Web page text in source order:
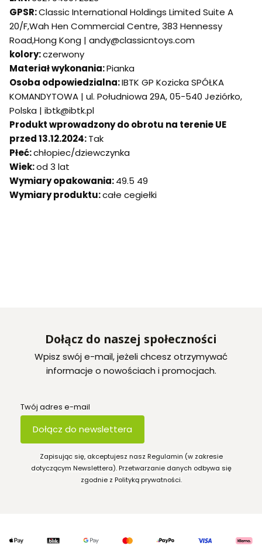
GPSR:Classic International Holdings Limited Suite A
20/F,Wah Hen Commercial Centre, 383 Hennessy
Road,Hong Kong | andy@classicntoys.com
kolory:czerwony
Materiał wykonania:Pianka
Osoba odpowiedzialna:IBTK GP Kozicka SPÓŁKA
KOMANDYTOWA | ul. Południowa 29A, 05-540 Jeziórko,
Polska | ibtk@ibtk.pl
Produkt wprowadzony do obrotu na terenie UE
przed 13.12.2024:Tak
Płeć:chłopiec/dziewczynka
Wiek:od 3 lat
Wymiary opakowania:49.5 49
Wymiary produktu:całe cegiełki
Dołącz do naszej społeczności
Wpisz swój e-mail, jeżeli chcesz otrzymywać
informacje o nowościach i promocjach.
Twój adres e-mail
Dołącz do newslettera
Zapisując się, akceptujesz nasz Regulamin (w zakresie
dotyczącym Newslettera). Przetwarzanie danych odbywa się
zgodnie z Polityką prywatności.